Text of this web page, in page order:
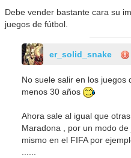
Debe vender bastante cara su
juegos de fútbol.
er_solid_snake
No suele salir en los juegos
menos 30 años
Ahora sale al igual que
Maradona , por un modo
mismo en el FIFA por
......